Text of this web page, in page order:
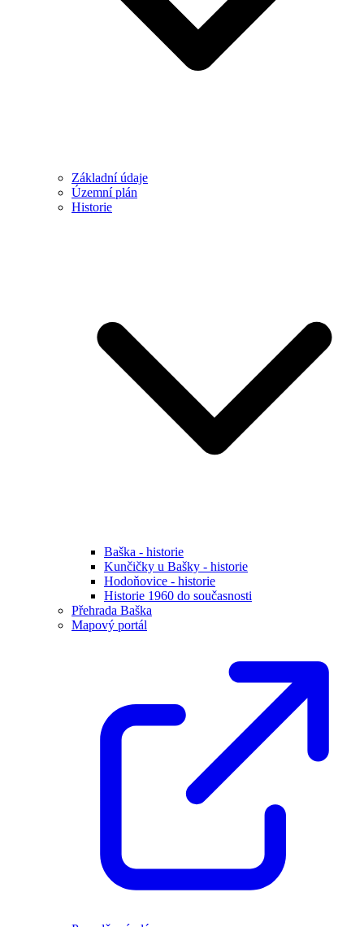
Základní údaje
Územní plán
Historie
Baška - historie
Kunčičky u Bašky - historie
Hodoňovice - historie
Historie 1960 do současnosti
Přehrada Baška
Mapový portál